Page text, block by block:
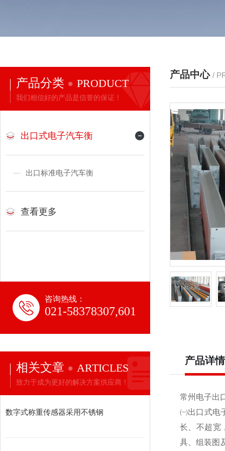
产品分类 PRODUCT
我们相信好的产品是信誉的保证！
出口式电子汽车衡
出口标准电子汽车衡
查看更多
咨询热线：
021-58378307,601
相关文章 ARTICLES
致力于成为更好的解决方案供应商！
数字式称重传感器采用不锈钢
产品中心 /
产品详情
常州电子出
㈠出口式电
长、不超宽
具、组装图